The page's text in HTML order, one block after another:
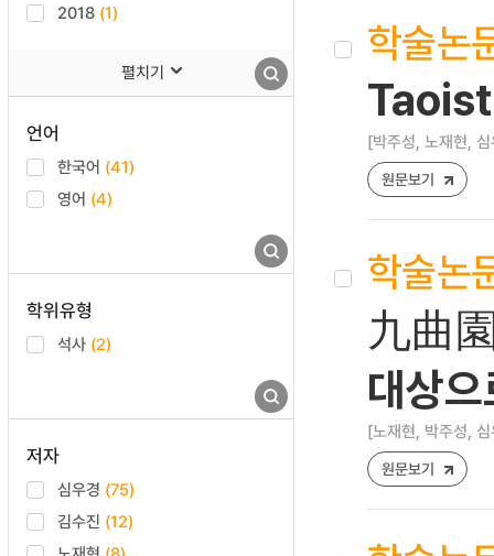
2018 (1)
펼치기
언어
한국어 (41)
영어 (4)
학위유형
석사 (2)
저자
심우경 (75)
김수진 (12)
학술논
[박주성, 노재현,
원문보기
학술논
九曲
대상으
[노재현, 박주성,
원문보기